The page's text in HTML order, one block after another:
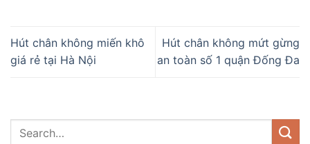
Hút chân không miến khô
giá rẻ tại Hà Nội
Hút chân không mứt gừng
an toàn số 1 quận Đống Đa